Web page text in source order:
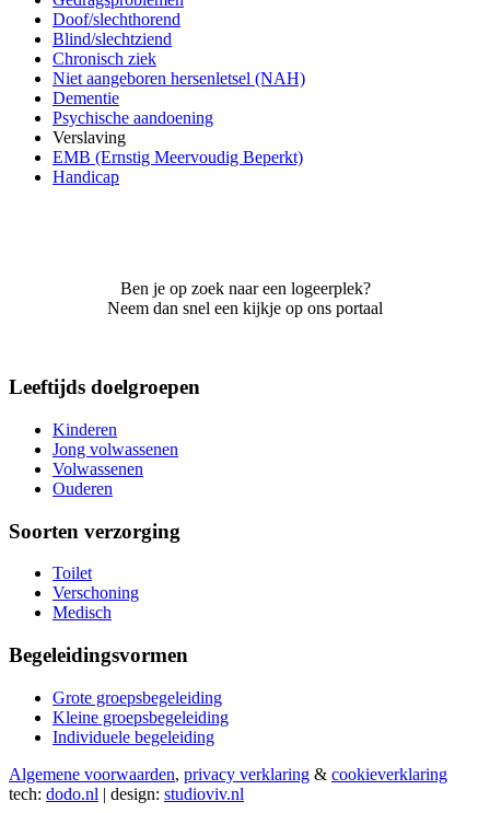
Doof/slechthorend
Blind/slechtziend
Chronisch ziek
Niet aangeboren hersenletsel (NAH)
Dementie
Psychische aandoening
Verslaving
EMB (Ernstig Meervoudig Beperkt)
Handicap
Ben je op zoek naar een logeerplek?
Neem dan snel een kijkje op ons portaal
Leeftijds doelgroepen
Kinderen
Jong volwassenen
Volwassenen
Ouderen
Soorten verzorging
Toilet
Verschoning
Medisch
Begeleidingsvormen
Grote groepsbegeleiding
Kleine groepsbegeleiding
Individuele begeleiding
Algemene voorwaarden, privacy verklaring & cookieverklaring
tech: dodo.nl | design: studioviv.nl